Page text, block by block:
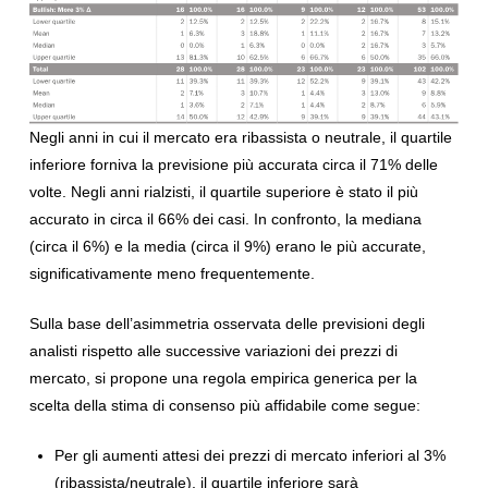
Negli anni in cui il mercato era ribassista o neutrale, il quartile
inferiore forniva la previsione più accurata circa il 71% delle
volte. Negli anni rialzisti, il quartile superiore è stato il più
accurato in circa il 66% dei casi. In confronto, la mediana
(circa il 6%) e la media (circa il 9%) erano le più accurate,
significativamente meno frequentemente.
Sulla base dell’asimmetria osservata delle previsioni degli
analisti rispetto alle successive variazioni dei prezzi di
mercato, si propone una regola empirica generica per la
scelta della stima di consenso più affidabile come segue:
Per gli aumenti attesi dei prezzi di mercato inferiori al 3%
(ribassista/neutrale), il quartile inferiore sarà